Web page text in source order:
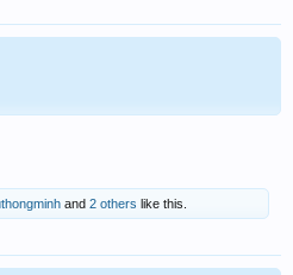
and 2 others like this.